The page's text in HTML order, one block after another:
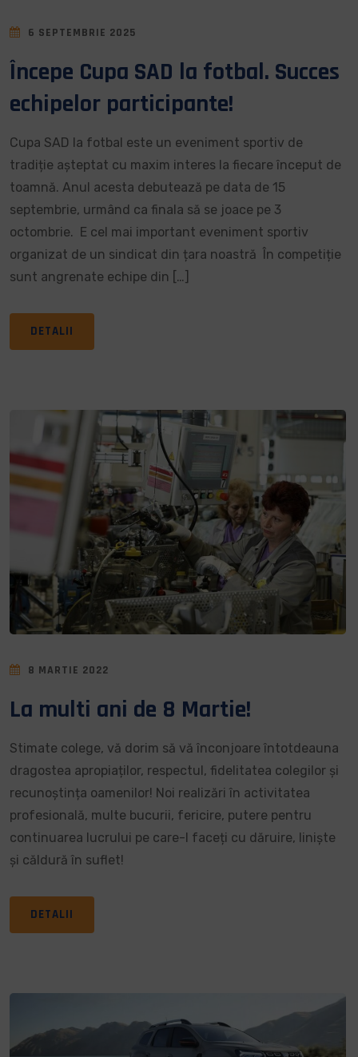
6 SEPTEMBRIE 2025
Începe Cupa SAD la fotbal. Succes
echipelor participante!
Cupa SAD la fotbal este un eveniment sportiv de
tradiție așteptat cu maxim interes la fiecare început de
toamnă. Anul acesta debutează pe data de 15
septembrie, urmând ca finala să se joace pe 3
octombrie. E cel mai important eveniment sportiv
organizat de un sindicat din țara noastră În competiție
sunt angrenate echipe din […]
DETALII
8 MARTIE 2022
La multi ani de 8 Martie!
Stimate colege, vă dorim să vă înconjoare întotdeauna
dragostea apropiaților, respectul, fidelitatea colegilor și
recunoștința oamenilor! Noi realizări în activitatea
profesională, multe bucurii, fericire, putere pentru
continuarea lucrului pe care-l faceți cu dăruire, liniște
și căldură în suflet!
DETALII